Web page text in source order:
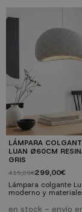
LÁMPARA
LUAN Ø60CM
GRIS
415,28€299,00€
Lámpara colgante
moderno y
estándar. Perfecta
en stock - envío